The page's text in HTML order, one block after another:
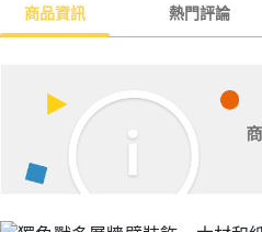
商品資訊 熱門評論